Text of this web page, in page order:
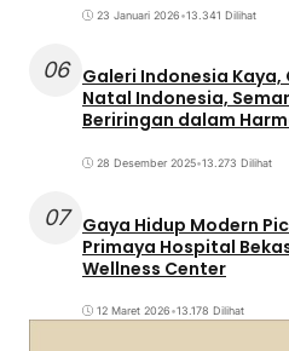
23 Januari 2026•13.341 Dilihat
06 Galeri Indonesia Kaya,
Natal Indonesia,
Beriringan dalam
28 Desember 2025•13.273 Dilihat
07
Gaya Hidup Modern
Primaya Hospital
Wellness Center
12 Maret 2026•13.178 Dilihat